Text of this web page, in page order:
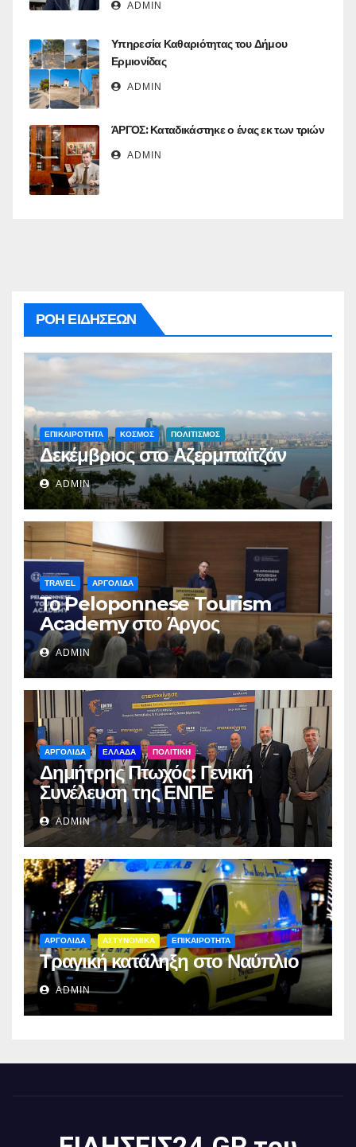
ADMIN
Υπηρεσία Καθαριότητας του Δήμου
Ερμιονίδας
ADMIN
ΆΡΓΟΣ: Καταδικάστηκε ο ένας εκ των τριών
ADMIN
ΡΟΗ ΕΙΔΗΣΕΩΝ
ΕΠΙΚΑΙΡΟΤΗΤΑ ΚΟΣΜΟΣ ΠΟΛΙΤΙΣΜΟΣ
Δεκέμβριος στο Αζερμπαϊτζάν
ADMIN
TRAVEL ΑΡΓΟΛΙΔΑ
Το Peloponnese Tourism
Academy στο Άργος
ADMIN
ΑΡΓΟΛΙΔΑ ΕΛΛΑΔΑ ΠΟΛΙΤΙΚΗ
Δημήτρης Πτωχός: Γενική
Συνέλευση της ΕΝΠΕ
ADMIN
ΑΡΓΟΛΙΔΑ ΑΣΤΥΝΟΜΙΚΑ ΕΠΙΚΑΙΡΟΤΗΤΑ
Τραγική κατάληξη στο Ναύπλιο
ADMIN